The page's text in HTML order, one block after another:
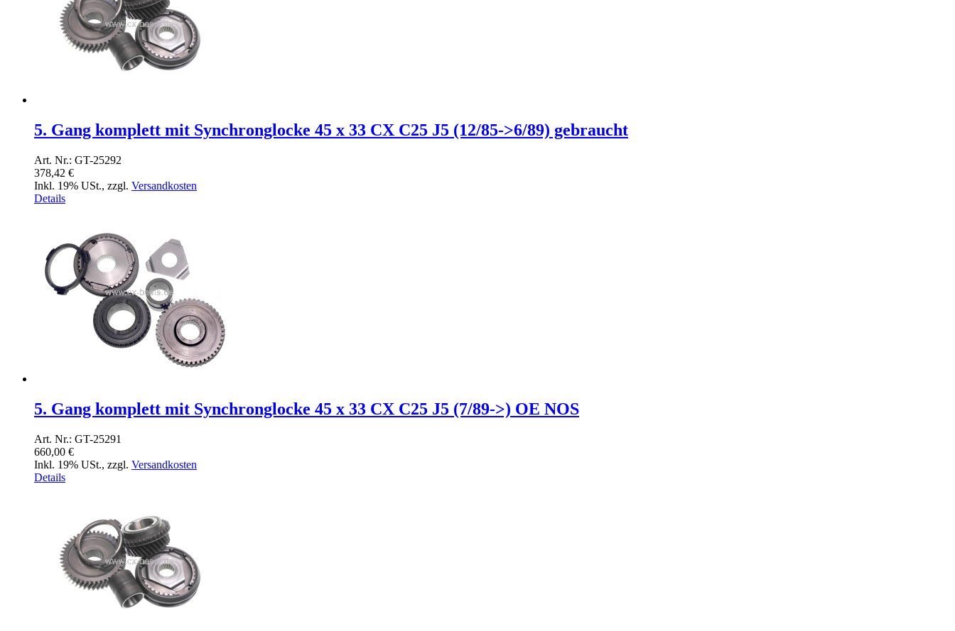
5. Gang komplett mit Synchronglocke 45 x 33 CX C25 J5 (12/85->6/89) gebraucht
Art. Nr.: GT-25292
378,42 €
Inkl. 19% USt., zzgl. Versandkosten
Details
5. Gang komplett mit Synchronglocke 45 x 33 CX C25 J5 (7/89->) OE NOS
Art. Nr.: GT-25291
660,00 €
Inkl. 19% USt., zzgl. Versandkosten
Details